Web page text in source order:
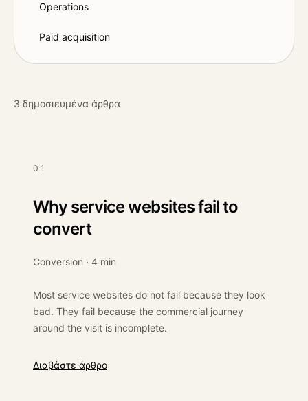
Operations
Paid acquisition
3 δημοσιευμένα άρθρα
01
Why service websites fail to
convert
Conversion · 4 min
Most service websites do not fail because they look
bad. They fail because the commercial journey
around the visit is incomplete.
Διαβάστε άρθρο
:Why service websites fail to convert